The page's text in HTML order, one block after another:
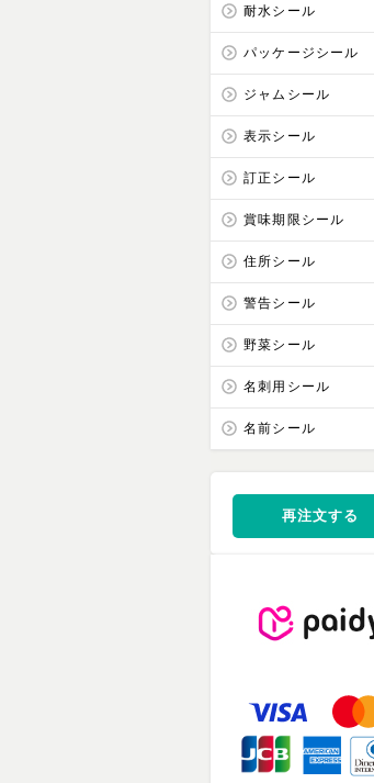
耐水シール
パッケージシール
ジャムシール
表示シール
訂正シール
賞味期限シール
住所シール
警告シール
野菜シール
名刺用シール
名前シール
再注文する